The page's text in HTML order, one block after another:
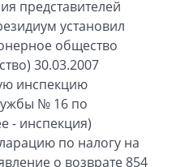
представителей
установил
общество
30.03.2007
инспекцию
№ 16 по
- инспекция)
по налогу на
о возврате 854